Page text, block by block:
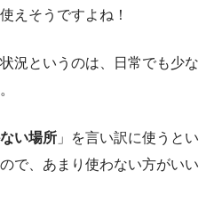
えそうですよね！
況というのは、日常でも少な
い場所 」を言い訳に使うとい
で、あまり使わない方がいい